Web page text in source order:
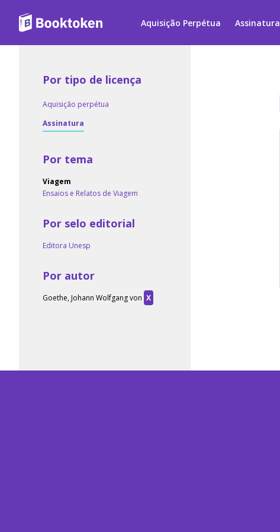
Aquisição Perpétua Assinatura
Por tipo de licença
Aquisição perpétua
Assinatura
Por tema
Viagem
Ensaios e Relatos de Viagem
Por selo editorial
Editora Unesp
Por autor
Goethe, Johann Wolfgang von X